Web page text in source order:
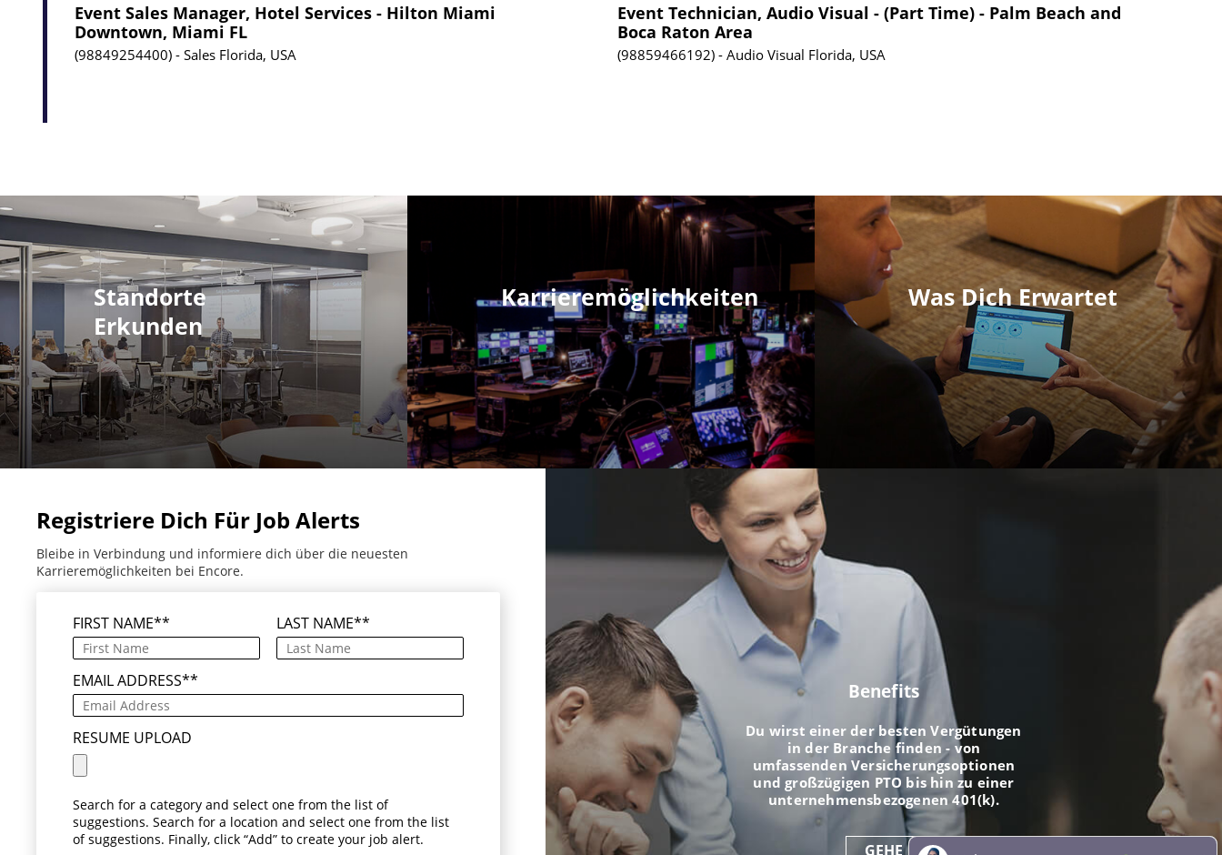
Event Sales Manager, Hotel Services - Hilton Miami
Downtown, Miami FL
98849254400 Sales Florida, USA
Event Technician, Audio Visual - (Part Time) - Palm Beach and
Boca Raton Area
98859466192 Audio Visual Florida, USA
Standorte
Erkunden
Karrieremöglichkeiten Was Dich Erwartet
Registriere Dich Für Job Alerts
Bleibe in Verbindung und informiere dich über die neuesten
Karrieremöglichkeiten bei Encore.
FIRST NAME* LAST NAME*
EMAIL ADDRESS*
RESUME UPLOAD
Search for a category and select one from the list of
suggestions. Search for a location and select one from the list
of suggestions. Finally, click “Add” to create your job alert.
Benefits
Du wirst einer der besten Vergütungen
in der Branche finden - von
umfassenden Versicherungsoptionen
und großzügigen PTO bis hin zu einer
unternehmensbezogenen 401(k).
GEHE